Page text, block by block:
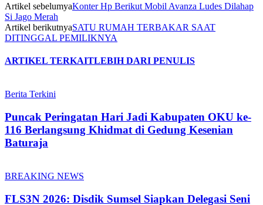
Artikel sebelumyaKonter Hp Berikut Mobil Avanza Ludes Dilahap
Si Jago Merah
Artikel berikutnyaSATU RUMAH TERBAKAR SAAT
DITINGGAL PEMILIKNYA
ARTIKEL TERKAITLEBIH DARI PENULIS
Berita Terkini
Puncak Peringatan Hari Jadi Kabupaten OKU ke-
116 Berlangsung Khidmat di Gedung Kesenian
Baturaja
BREAKING NEWS
FLS3N 2026: Disdik Sumsel Siapkan Delegasi Seni